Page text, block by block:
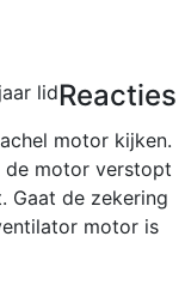
lidReacties
motor kijken.
de motor verstopt
Gaat de zekering
motor is